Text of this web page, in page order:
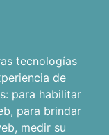
tecnologías
de
para habilitar
, para brindar
, medir su